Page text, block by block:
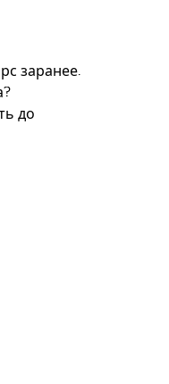
заранее.
до